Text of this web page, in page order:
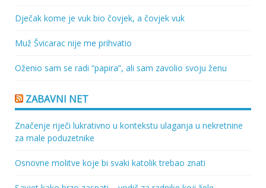
Dječak kome je vuk bio čovjek, a čovjek vuk
Muž Švicarac nije me prihvatio
Oženio sam se radi “papira”, ali sam zavolio svoju ženu
ZABAVNI NET
Značenje riječi lukrativno u kontekstu ulaganja u nekretnine
za male poduzetnike
Osnovne molitve koje bi svaki katolik trebao znati